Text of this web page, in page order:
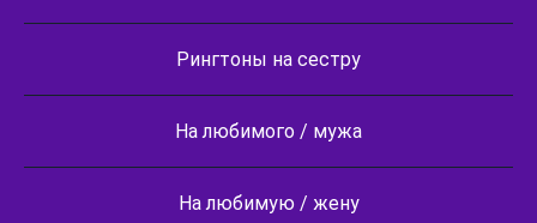
Рингтоны на сестру
На любимого / мужа
На любимую / жену